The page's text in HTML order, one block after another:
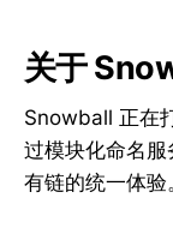
关于
Snowball 正在
过模块化命名
有链的统一体验